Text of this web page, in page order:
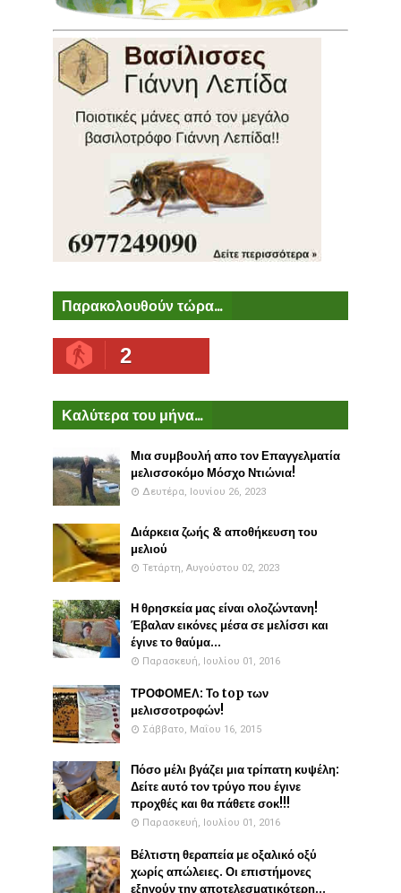
Παρακολουθούν τώρα...
2
Καλύτερα του μήνα...
Μια συμβουλή απο τον Επαγγελματία
μελισσοκόμο Μόσχο Ντιώνια!
Δευτέρα, Ιουνίου 26, 2023
Διάρκεια ζωής & αποθήκευση του
μελιού
Τετάρτη, Αυγούστου 02, 2023
Η θρησκεία μας είναι ολοζώντανη!
Έβαλαν εικόνες μέσα σε μελίσσι και
έγινε το θαύμα...
Παρασκευή, Ιουλίου 01, 2016
ΤΡΟΦΟΜΕΛ: Το top των
μελισσοτροφών!
Σάββατο, Μαΐου 16, 2015
Πόσο μέλι βγάζει μια τρίπατη κυψέλη:
Δείτε αυτό τον τρύγο που έγινε
προχθές και θα πάθετε σοκ!!!
Παρασκευή, Ιουλίου 01, 2016
Βέλτιστη θεραπεία με οξαλικό οξύ
χωρίς απώλειες. Οι επιστήμονες
εξηγούν την αποτελεσματικότερη...